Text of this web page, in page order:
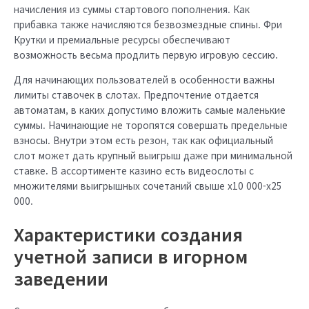
начисления из суммы стартового пополнения. Как
прибавка также начисляются безвозмездные спины. Фри
Крутки и премиальные ресурсы обеспечивают
возможность весьма продлить первую игровую сессию.
Для начинающих пользователей в особенности важны
лимиты ставочек в слотах. Предпочтение отдается
автоматам, в каких допустимо вложить самые маленькие
суммы. Начинающие не торопятся совершать предельные
взносы. Внутри этом есть резон, так как официальный
слот может дать крупный выигрыш даже при минимальной
ставке. В ассортименте казино есть видеослоты с
множителями выигрышных сочетаний свыше x10 000-x25
000.
Характеристики создания
учетной записи в игорном
заведении